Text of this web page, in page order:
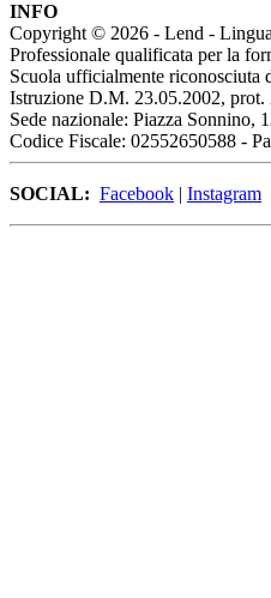
INFO
Copyright © 2026 - Lend -
Professionale qualificata per la
Scuola ufficialmente riconosciuta
Istruzione D.M. 23.05.2002, prot.
Sede nazionale: Piazza Sonnino,
Codice Fiscale: 02552650588 -
SOCIAL: Facebook | Instagram